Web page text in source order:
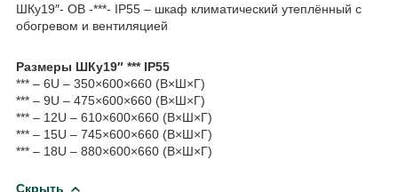
ШКу19″- ОВ -***- IP55 – шкаф климатический утеплённый с
обогревом и вентиляцией
Размеры ШКу19″ *** IP55
*** – 6U – 350×600×660 (В×Ш×Г)
*** – 9U – 475×600×660 (В×Ш×Г)
*** – 12U – 610×600×660 (В×Ш×Г)
*** – 15U – 745×600×660 (В×Ш×Г)
*** – 18U – 880×600×660 (В×Ш×Г)
Скрыть